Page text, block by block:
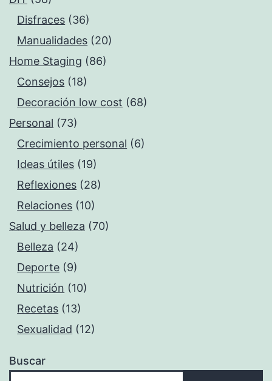
Disfraces (36)
Manualidades (20)
Home Staging (86)
Consejos (18)
Decoración low cost (68)
Personal (73)
Crecimiento personal (6)
Ideas útiles (19)
Reflexiones (28)
Relaciones (10)
Salud y belleza (70)
Belleza (24)
Deporte (9)
Nutrición (10)
Recetas (13)
Sexualidad (12)
Buscar